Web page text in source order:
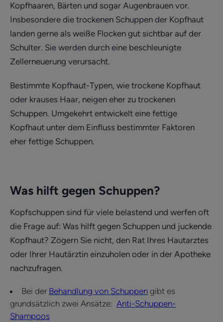
Kopfhaaren, Bärten und sogar Augenbrauen vor.
Insbesondere die trockenen Schuppen der Kopfhaut
landen gerne als weiße Flocken gut sichtbar auf der
Schulter. Sie werden durch eine beschleunigte
Zellerneuerung verursacht.
Bestimmte Kopfhaut-Typen, wie trockene Kopfhaut
oder krauses Haar, neigen eher zu trockenen
Schuppen. Umgekehrt entwickelt eine fettige
Kopfhaut unter dem Einfluss bestimmter Faktoren
eher fettige Schuppen.
Was hilft gegen Schuppen?
Kopfschuppen sind für viele belastend und werfen oft
die Frage auf: Was hilft gegen Schuppen und juckende
Kopfhaut? Zögern Sie nicht, den Rat Ihres Hautarztes
oder Ihrer Hautärztin einzuholen oder in der Apotheke
nachzufragen.
Bei der Behandlung von Schuppen gibt es
grundsätzlich zwei Ansätze: Anti-Schuppen-
Shampoos